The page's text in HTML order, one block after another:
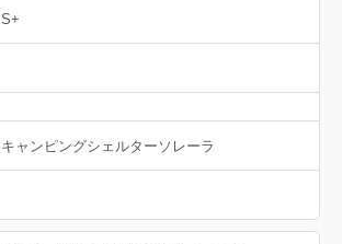
S+
キャンピングシェルターソレーラ